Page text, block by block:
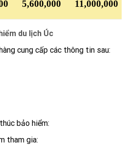
5,600,000 11,000,000
du lịch Úc
cung cấp các thông tin sau:
bảo hiểm:
tham gia: